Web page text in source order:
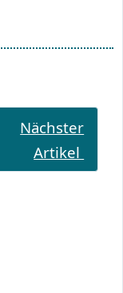
Nächster
Artikel